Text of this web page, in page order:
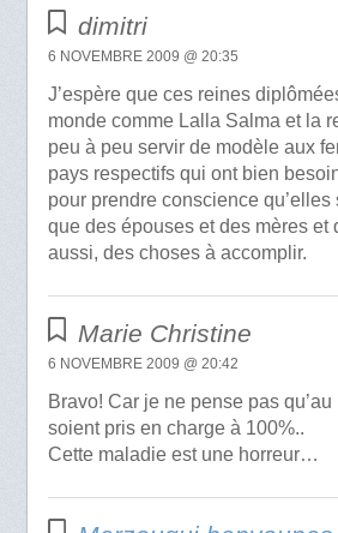
dimitri
6 NOVEMBRE 2009 @ 20:35
J’espère que ces reines
monde comme Lalla Salma et la
peu à peu servir de modèle aux
pays respectifs qui ont bien
pour prendre conscience qu’elles
que des épouses et des mères et
aussi, des choses à accomplir.
Marie Christine
6 NOVEMBRE 2009 @ 20:42
Bravo! Car je ne pense pas
soient pris en charge à 100%..
Cette maladie est une horreur…